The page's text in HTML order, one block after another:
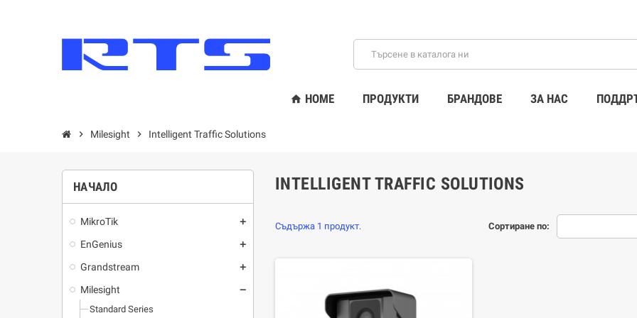
home HOME ПРОДУКТИ БРАНДОВЕ ЗА НАС
chevron_right Milesight chevron_right Intelligent Traffic Solutions
НАЧАЛО
MikroTik add
EnGenius add
Grandstream add
Milesight remove
Standard Series
INTELLIGENT TRAFFIC SOLUTIONS
Сортиране по:
Съдържа 1 продукт.